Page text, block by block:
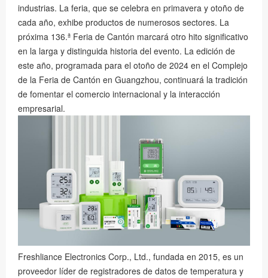
industrias. La feria, que se celebra en primavera y otoño de
cada año, exhibe productos de numerosos sectores. La
próxima 136.ª Feria de Cantón marcará otro hito significativo
en la larga y distinguida historia del evento. La edición de
este año, programada para el otoño de 2024 en el Complejo
de la Feria de Cantón en Guangzhou, continuará la tradición
de fomentar el comercio internacional y la interacción
empresarial.
Freshliance Electronics Corp., Ltd., fundada en 2015, es un
proveedor líder de registradores de datos de temperatura y